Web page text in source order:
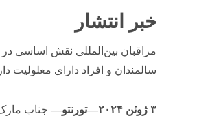
خبر انتشار
مراقبان بین‌المللی نقش اساسی در
سالمندان و افراد دارای معلولیت
۳ ژوئن ۲۰۲۴—تورنتو—
جناب مارک